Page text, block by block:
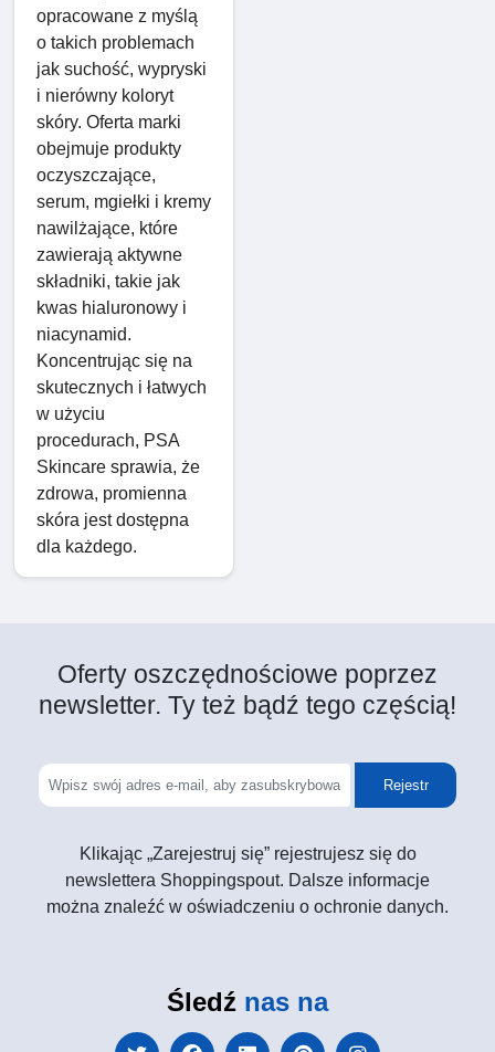
opracowane z myślą
o takich problemach
jak suchość, wypryski
i nierówny koloryt
skóry. Oferta marki
obejmuje produkty
oczyszczające,
serum, mgiełki i kremy
nawilżające, które
zawierają aktywne
składniki, takie jak
kwas hialuronowy i
niacynamid.
Koncentrując się na
skutecznych i łatwych
w użyciu
procedurach, PSA
Skincare sprawia, że ​​
zdrowa, promienna
skóra jest dostępna
dla każdego.
Oferty oszczędnościowe poprzez
newsletter. Ty też bądź tego częścią!
Rejestr
Klikając „Zarejestruj się” rejestrujesz się do
newslettera Shoppingspout. Dalsze informacje
można znaleźć w oświadczeniu o ochronie danych.
Śledź nas na